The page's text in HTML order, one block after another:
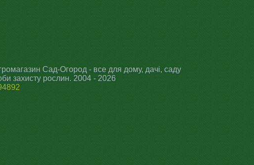
Сад-Огород - все для дому, дачі, саду
захисту рослин. 2004 - 2026